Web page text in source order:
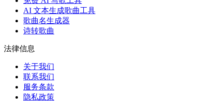
AI 文本生成歌曲工具
歌曲名生成器
诗转歌曲
法律信息
关于我们
联系我们
服务条款
隐私政策